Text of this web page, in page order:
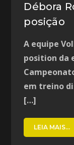
Débora
posição
A equipe
position da
em treino
[…]
LEIA MAIS...